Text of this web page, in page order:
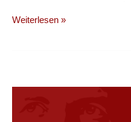
Wir
Weiterlesen »